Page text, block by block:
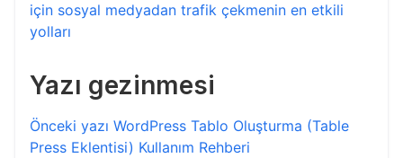
için sosyal medyadan trafik çekmenin en etkili
yolları
Yazı gezinmesi
Önceki yazı WordPress Tablo Oluşturma (Table
Press Eklentisi) Kullanım Rehberi